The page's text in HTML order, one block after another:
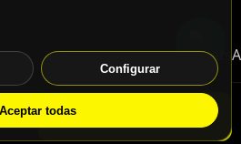
Configurar
Aceptar todas